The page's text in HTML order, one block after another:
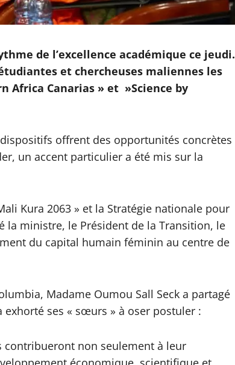
de l’excellence académique ce jeudi.
et chercheuses maliennes les
Africa Canarias » et »Science by
offrent des opportunités concrètes
un accent particulier a été mis sur la
Kura 2063 » et la Stratégie nationale pour
la ministre, le Président de la Transition, le
du capital humain féminin au centre de
Madame Oumou Sall Seck a partagé
ses « sœurs » à oser postuler :
contribueront non seulement à leur